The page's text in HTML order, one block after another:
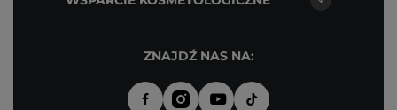
ZNAJDŹ NAS NA: